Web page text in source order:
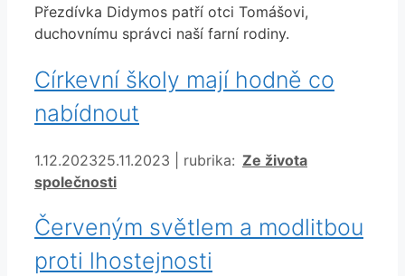
Přezdívka Didymos patří otci Tomášovi,
duchovnímu správci naší farní rodiny.
Církevní školy mají hodně co
nabídnout
1.12.202325.11.2023 rubrika: Rubriky
Ze života
společnosti
Červeným světlem a modlitbou
proti lhostejnosti